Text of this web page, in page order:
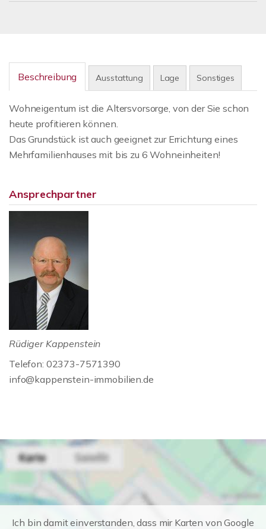
Beschreibung Ausstattung Lage Sonstiges
Wohneigentum ist die Altersvorsorge, von der Sie schon
heute profitieren können.
Das Grundstück ist auch geeignet zur Errichtung eines
Mehrfamilienhauses mit bis zu 6 Wohneinheiten!
Ansprechpartner
Rüdiger Kappenstein
Telefon: 02373-7571390
info@kappenstein-immobilien.de
Ich bin damit einverstanden, dass mir Karten von Google